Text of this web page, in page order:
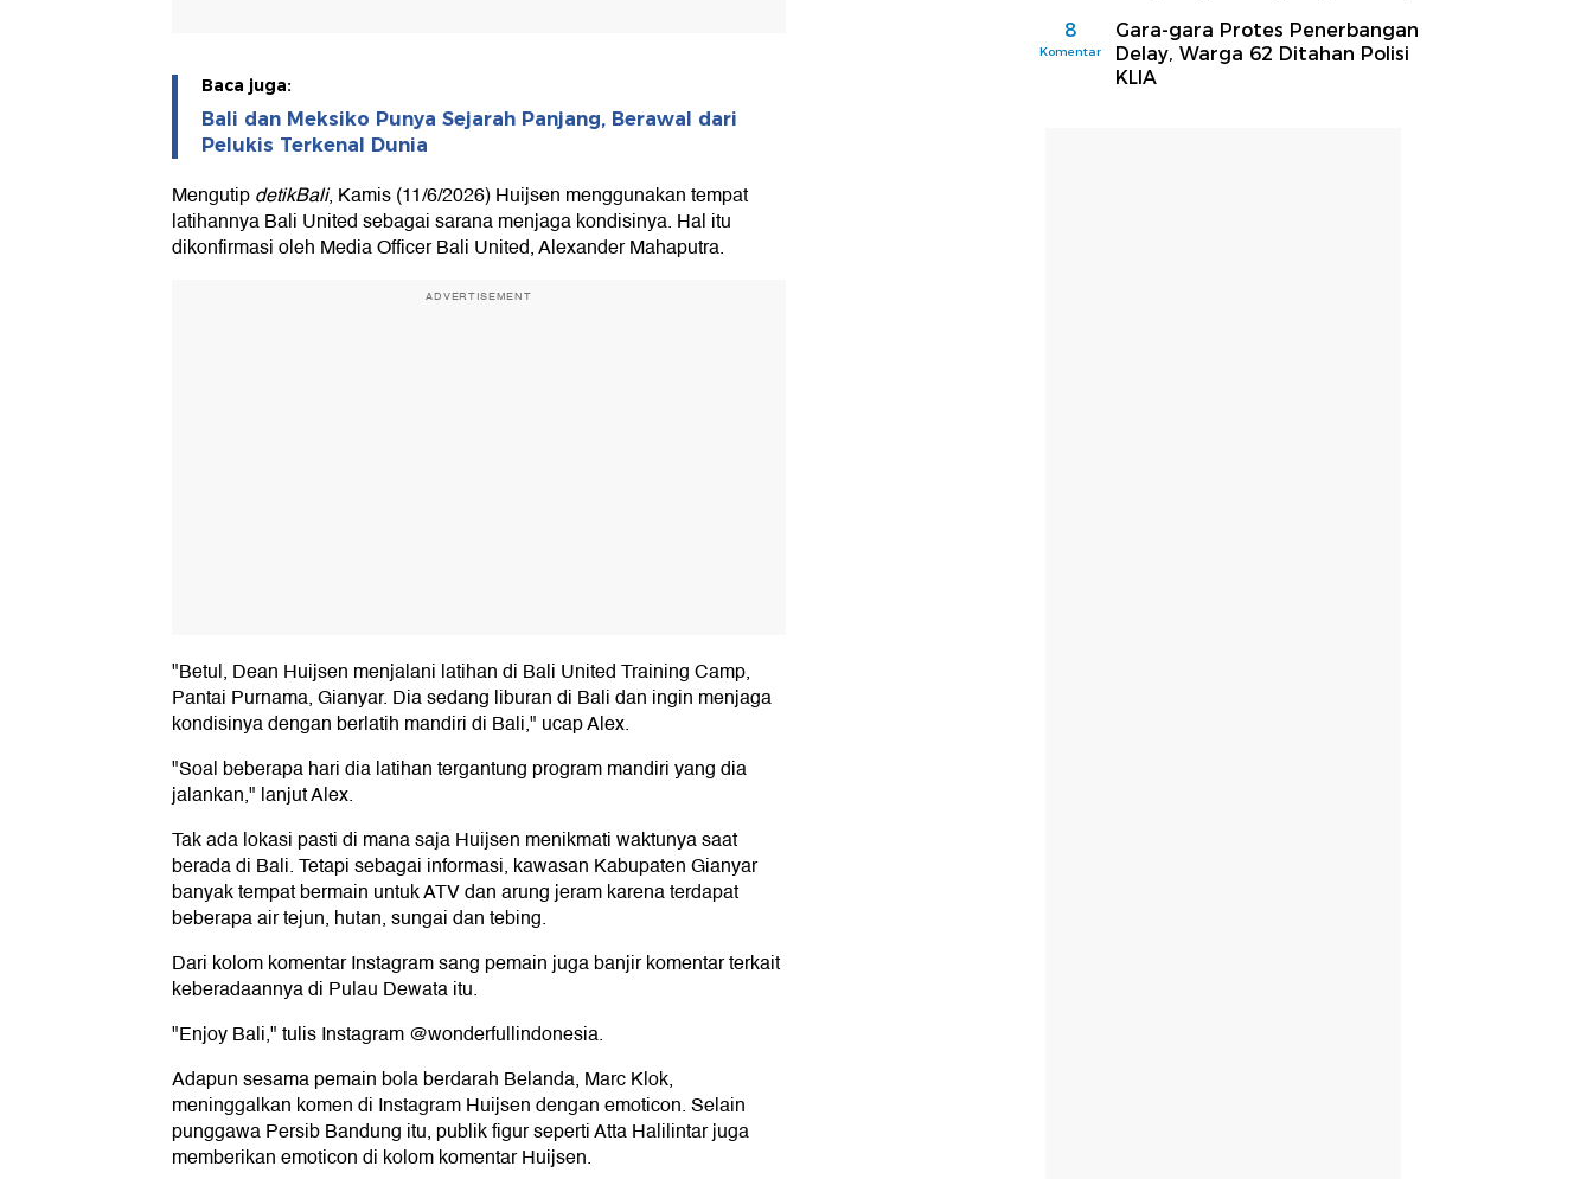
Baca juga:
Bali dan Meksiko Punya Sejarah Panjang, Berawal dari
Pelukis Terkenal Dunia
MengutipdetikBali, Kamis (11/6/2026) Huijsen menggunakan tempat
latihannya Bali United sebagai sarana menjaga kondisinya. Hal itu
dikonfirmasi oleh Media Officer Bali United, Alexander Mahaputra.
ADVERTISEMENT
"Betul, Dean Huijsen menjalani latihan di Bali United Training Camp,
Pantai Purnama, Gianyar. Dia sedang liburan di Bali dan ingin menjaga
kondisinya dengan berlatih mandiri di Bali," ucap Alex.
"Soal beberapa hari dia latihan tergantung program mandiri yang dia
jalankan," lanjut Alex.
Tak ada lokasi pasti di mana saja Huijsen menikmati waktunya saat
berada di Bali. Tetapi sebagai informasi, kawasan Kabupaten Gianyar
banyak tempat bermain untuk ATV dan arung jeram karena terdapat
beberapa air tejun, hutan, sungai dan tebing.
Dari kolom komentar Instagram sang pemain juga banjir komentar terkait
keberadaannya di Pulau Dewata itu.
"Enjoy Bali," tulis Instagram @wonderfullindonesia.
Adapun sesama pemain bola berdarah Belanda, Marc Klok,
meninggalkan komen di Instagram Huijsen dengan emoticon. Selain
punggawa Persib Bandung itu, publik figur seperti Atta Halilintar juga
memberikan emoticon di kolom komentar Huijsen.
8
Komentar
Gara-gara Protes Penerbangan
Delay, Warga 62 Ditahan Polisi
KLIA